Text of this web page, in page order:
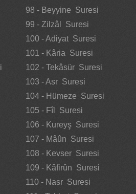
98 - Beyyine Suresi
99 - Zilzâl Suresi
100 - Adiyat Suresi
101 - Kâria Suresi
102 - Tekâsür Suresi
103 - Asr Suresi
104 - Hümeze Suresi
105 - Fîl Suresi
106 - Kureyş Suresi
107 - Mâûn Suresi
108 - Kevser Suresi
109 - Kâfirûn Suresi
110 - Nasr Suresi